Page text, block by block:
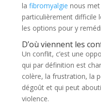
la fibromyalgie nous
particulièrement difficile
les options pour y
D’où viennent les
Un conflit, c’est une
qui par définition est
colère, la frustration, la
dégoût et qui peut
violence.